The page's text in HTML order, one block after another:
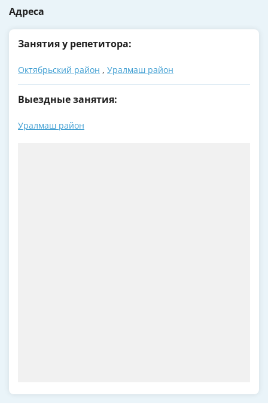
Адреса
Занятия у репетитора:
Октябрьский район , Уралмаш район
Выездные занятия:
Уралмаш район